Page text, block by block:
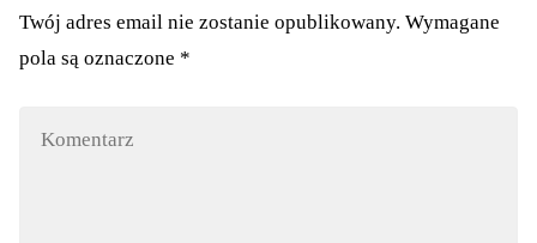
Twój adres email nie zostanie opublikowany. Wymagane
pola są oznaczone *